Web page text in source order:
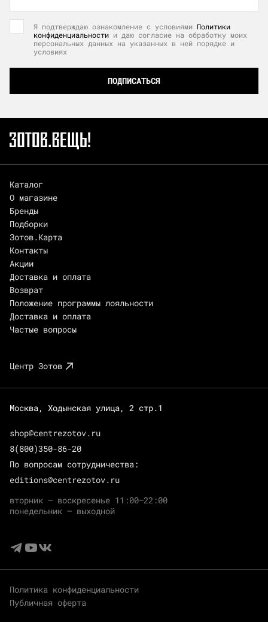
Я подтверждаю ознакомление с условиями Политики
конфиденциальности и даю согласие на обработку моих
персональных данных на указанных в ней порядке и
условиях
ПОДПИСАТЬСЯ
Каталог
О магазине
Бренды
Подборки
Зотов.Карта
Контакты
Акции
Доставка и оплата
Возврат
Положение программы лояльности
Доставка и оплата
Частые вопросы
Центр Зотов
Москва, Ходынская улица, 2 стр.1
shop@centrezotov.ru
8(800)350-86-20
По вопросам сотрудничества:
editions@centrezotov.ru
вторник — воскресенье 11:00–22:00
понедельник — выходной
Политика конфиденциальности
Публичная оферта